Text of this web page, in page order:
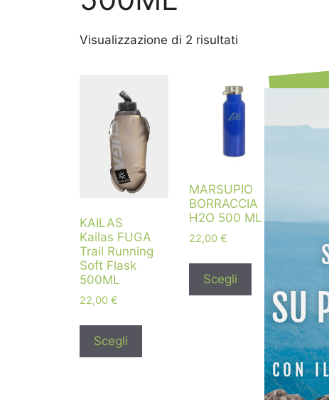
Visualizzazione di 2 risultati
KAILAS
Kailas FUGA
Trail Running
Soft Flask
500ML
22,00 €
Scegli
MARSUPIO
BORRACCIA
H2O 500 ML
22,00 €
Scegli
SU
CON